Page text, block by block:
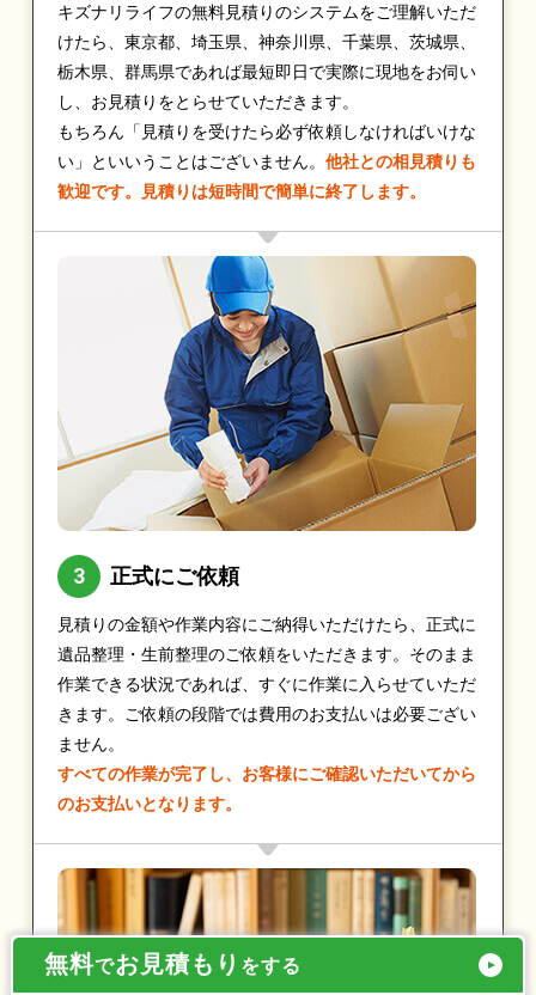
キズナリライフの無料見積りのシステムをご理解いただ
けたら、東京都、埼玉県、神奈川県、千葉県、茨城県、
栃木県、群馬県であれば最短即日で実際に現地をお伺い
し、お見積りをとらせていただきます。
もちろん「見積りを受けたら必ず依頼しなければいけな
い」といいうことはございません。 他社との相見積りも
歓迎です。見積りは短時間で簡単に終了します。
正式にご依頼
見積りの金額や作業内容にご納得いただけたら、正式に
遺品整理・生前整理のご依頼をいただきます。そのまま
作業できる状況であれば、すぐに作業に入らせていただ
きます。ご依頼の段階では費用のお支払いは必要ござい
ません。
すべての作業が完了し、お客様にご確認いただいてから
のお支払いとなります。
無料でお見積もり をする